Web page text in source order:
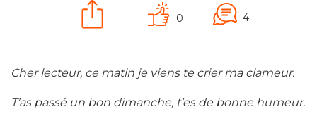
0 4
Cher lecteur, ce matin je viens te crier ma clameur.
T’as passé un bon dimanche, t’es de bonne humeur.